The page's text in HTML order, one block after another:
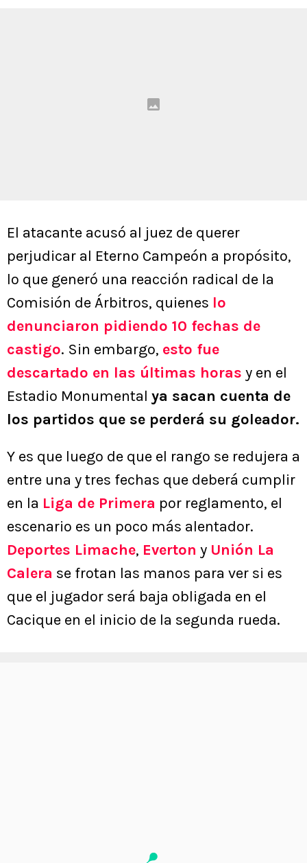
El atacante acusó al juez de querer
perjudicar al Eterno Campeón a propósito,
lo que generó una reacción radical de la
Comisión de Árbitros, quienes lo
denunciaron pidiendo 10 fechas de
castigo. Sin embargo, esto fue
descartado en las últimas horas y en el
Estadio Monumental ya sacan cuenta de
los partidos que se perderá su goleador.
Y es que luego de que el rango se redujera a
entre una y tres fechas que deberá cumplir
en la Liga de Primera por reglamento, el
escenario es un poco más alentador.
Deportes Limache, Everton y Unión La
Calera se frotan las manos para ver si es
que el jugador será baja obligada en el
Cacique en el inicio de la segunda rueda.